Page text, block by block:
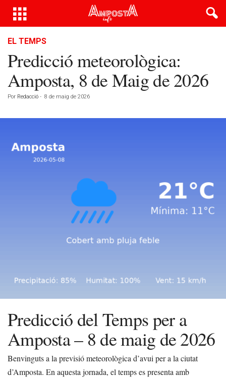
EL TEMPS
Predicció meteorològica:
Amposta, 8 de Maig de 2026
Por Redacció - 8 de maig de 2026
Predicció del Temps per a
Amposta – 8 de maig de 2026
Benvinguts a la previsió meteorològica d’avui per a la ciutat
d’Amposta. En aquesta jornada, el temps es presenta amb